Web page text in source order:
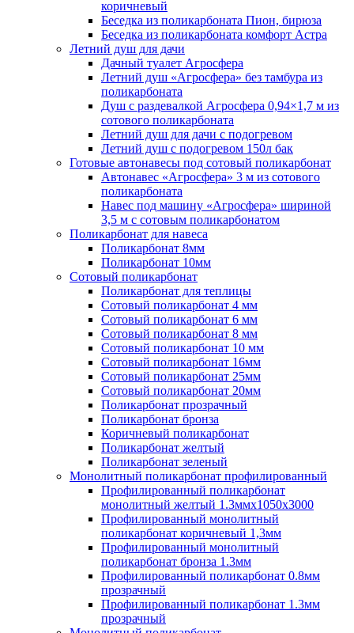
коричневый
Беседка из поликарбоната Пион, бирюза
Беседка из поликарбоната комфорт Астра
Летний душ для дачи
Дачный туалет Агросфера
Летний душ «Агросфера» без тамбура из
поликарбоната
Душ с раздевалкой Агросфера 0,94×1,7 м из
сотового поликарбоната
Летний душ для дачи с подогревом
Летний душ с подогревом 150л бак
Готовые автонавесы под сотовый поликарбонат
Автонавес «Агросфера» 3 м из сотового
поликарбоната
Навес под машину «Агросфера» шириной
3,5 м с сотовым поликарбонатом
Поликарбонат для навеса
Поликарбонат 8мм
Поликарбонат 10мм
Сотовый поликарбонат
Поликарбонат для теплицы
Сотовый поликарбонат 4 мм
Сотовый поликарбонат 6 мм
Сотовый поликарбонат 8 мм
Сотовый поликарбонат 10 мм
Сотовый поликарбонат 16мм
Сотовый поликарбонат 25мм
Сотовый поликарбонат 20мм
Поликарбонат прозрачный
Поликарбонат бронза
Коричневый поликарбонат
Поликарбонат желтый
Поликарбонат зеленый
Монолитный поликарбонат профилированный
Профилированный поликарбонат
монолитный желтый 1.3ммх1050х3000
Профилированный монолитный
поликарбонат коричневый 1,3мм
Профилированный монолитный
поликарбонат бронза 1.3мм
Профилированный поликарбонат 0.8мм
прозрачный
Профилированный поликарбонат 1.3мм
прозрачный